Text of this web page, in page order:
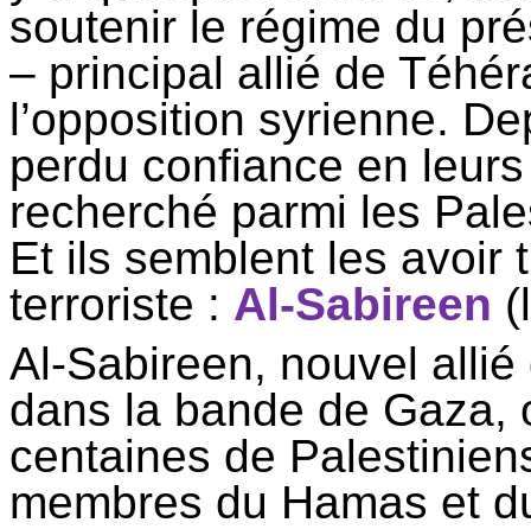
soutenir le régime du
– principal allié de
l’opposition syrienne.
perdu confiance en
recherché parmi les
Et ils semblent les avoir
terroriste : Al-Sabireen
Al-Sabireen, nouvel allié
dans la bande de Gaza,
centaines de
membres du Hamas et